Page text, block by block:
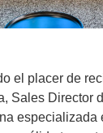
el placer de
Sales Director
especializada